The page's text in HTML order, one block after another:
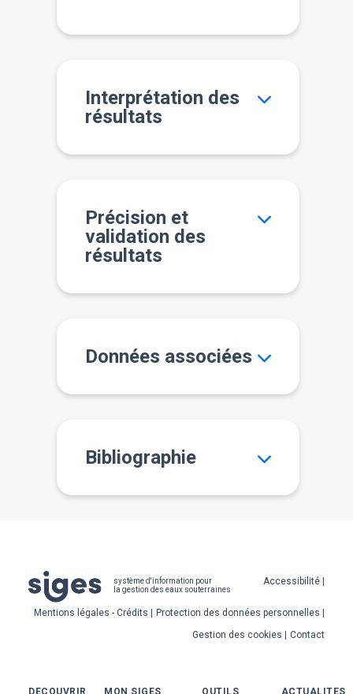
Interprétation des
résultats
Précision et
validation des
résultats
Données associées
Bibliographie
système d'information pour
la gestion des eaux souterraines
Pied
de
page
Accessibilité
Mentions légales - Crédits
Protection des données personnelles
Gestion des cookies
Contact
DECOUVRIR MON SIGES OUTILS ACTUALITES